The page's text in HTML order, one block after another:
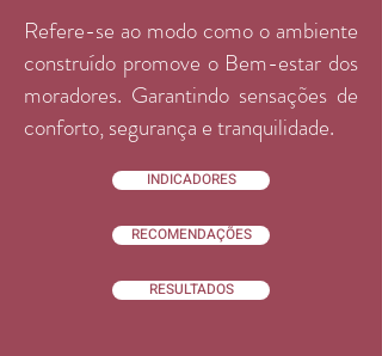
Refere-se ao modo como o ambiente
construído promove o Bem-estar dos
moradores. Garantindo sensações de
conforto, segurança e tranquilidade.
INDICADORES
RECOMENDAÇÕES
RESULTADOS